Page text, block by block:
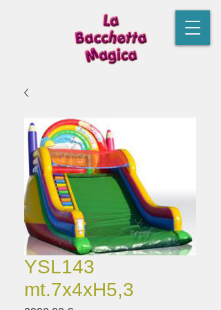
YSL143
mt.7x4xH5,3